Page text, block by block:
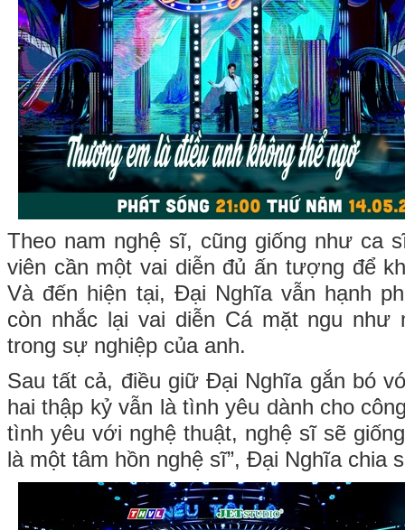
Theo nam nghệ sĩ, cũng giống như ca
viên cần một vai diễn đủ ấn tượng để
Và đến hiện tại, Đại Nghĩa vẫn hạnh
còn nhắc lại vai diễn Cá mặt ngu như
trong sự nghiệp của anh.
Sau tất cả, điều giữ Đại Nghĩa gắn bó
hai thập kỷ vẫn là tình yêu dành cho
tình yêu với nghệ thuật, nghệ sĩ sẽ
là một tâm hồn nghệ sĩ”, Đại Nghĩa chia